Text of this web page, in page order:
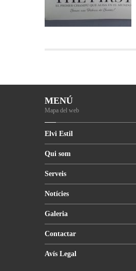
MENÚ
Mapa del web
Elvi Estil
Qui som
Serveis
Notícies
Galeria
Contactar
Avís Legal